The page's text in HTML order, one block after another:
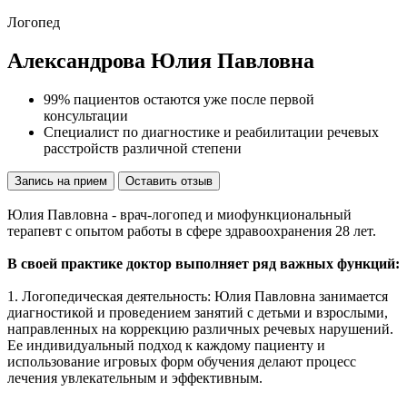
Логопед
Александрова Юлия Павловна
99% пациентов остаются уже после первой
консультации
Специалист по диагностике и реабилитации речевых
расстройств различной степени
Запись на прием Оставить отзыв
Юлия Павловна - врач-логопед и миофункциональный
терапевт с опытом работы в сфере здравоохранения 28 лет.
В своей практике доктор выполняет ряд важных функций:
1. Логопедическая деятельность: Юлия Павловна занимается
диагностикой и проведением занятий с детьми и взрослыми,
направленных на коррекцию различных речевых нарушений.
Ее индивидуальный подход к каждому пациенту и
использование игровых форм обучения делают процесс
лечения увлекательным и эффективным.